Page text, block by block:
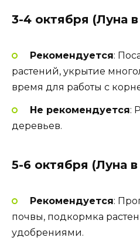
3-4 октября (Луна
Рекомендуется:
растений, укрытие
время для работы с
Не рекомендуется:
деревьев.
5-6 октября (Луна
Рекомендуется:
почвы, подкормка
удобрениями.